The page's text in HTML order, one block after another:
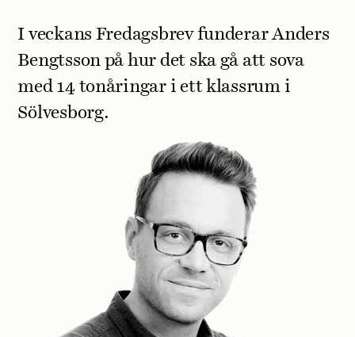
I veckans Fredagsbrev funderar Anders
Bengtsson på hur det ska gå att sova
med 14 tonåringar i ett klassrum i
Sölvesborg.